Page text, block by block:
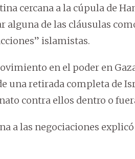
cercana a la cúpula de
alguna de las cláusulas
islamistas.
en el poder en
una retirada completa de
contra ellos dentro o
a las negociaciones